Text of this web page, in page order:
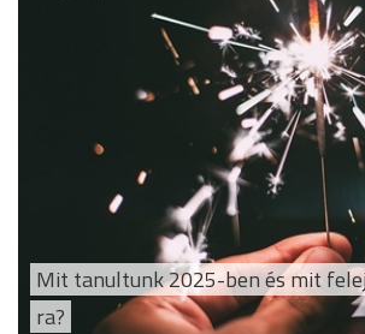
Mit tanultunk 2025-ben és mit
ra?